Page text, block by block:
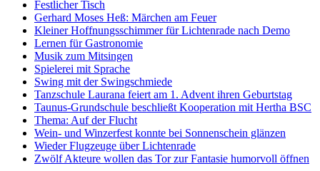
Festlicher Tisch
Gerhard Moses Heß: Märchen am Feuer
Kleiner Hoffnungsschimmer für Lichtenrade nach Demo
Lernen für Gastronomie
Musik zum Mitsingen
Spielerei mit Sprache
Swing mit der Swingschmiede
Tanzschule Laurana feiert am 1. Advent ihren Geburtstag
Taunus-Grundschule beschließt Kooperation mit Hertha BSC
Thema: Auf der Flucht
Wein- und Winzerfest konnte bei Sonnenschein glänzen
Wieder Flugzeuge über Lichtenrade
Zwölf Akteure wollen das Tor zur Fantasie humorvoll öffnen